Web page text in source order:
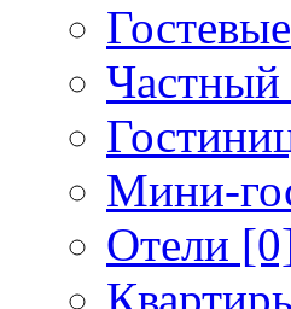
Частный
Мини-
Отели